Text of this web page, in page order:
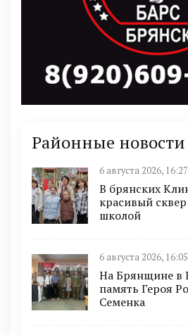
Районные новости
6 августа 2026, 16:27
В брянских
красивый
школой
6 августа 2026, 16:05
На Брянщине в
память Героя
Семенка